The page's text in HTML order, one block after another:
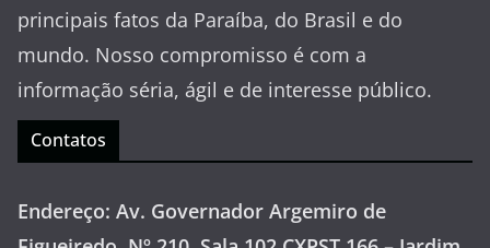
principais fatos da Paraíba, do Brasil e do
mundo. Nosso compromisso é com a
informação séria, ágil e de interesse público.
Contatos
Endereço: Av. Governador Argemiro de